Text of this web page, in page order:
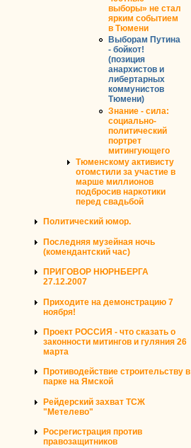
выборы» не стал
ярким событием
в Тюмени
Выборам Путина
- бойкот!
(позиция
анархистов и
либертарных
коммунистов
Тюмени)
Знание - сила:
социально-
политический
портрет
митингующего
Тюменскому активисту
отомстили за участие в
марше миллионов
подбросив наркотики
перед свадьбой
Политический юмор.
Последняя музейная ночь
(комендантский час)
ПРИГОВОР НЮРНБЕРГА
27.12.2007
Приходите на демонстрацию 7
ноября!
Проект РОССИЯ - что сказать о
законности митингов и гуляния 26
марта
Противодействие строительству в
парке на Ямской
Рейдерский захват ТСЖ
"Метелево"
Росрегистрация против
правозащитников